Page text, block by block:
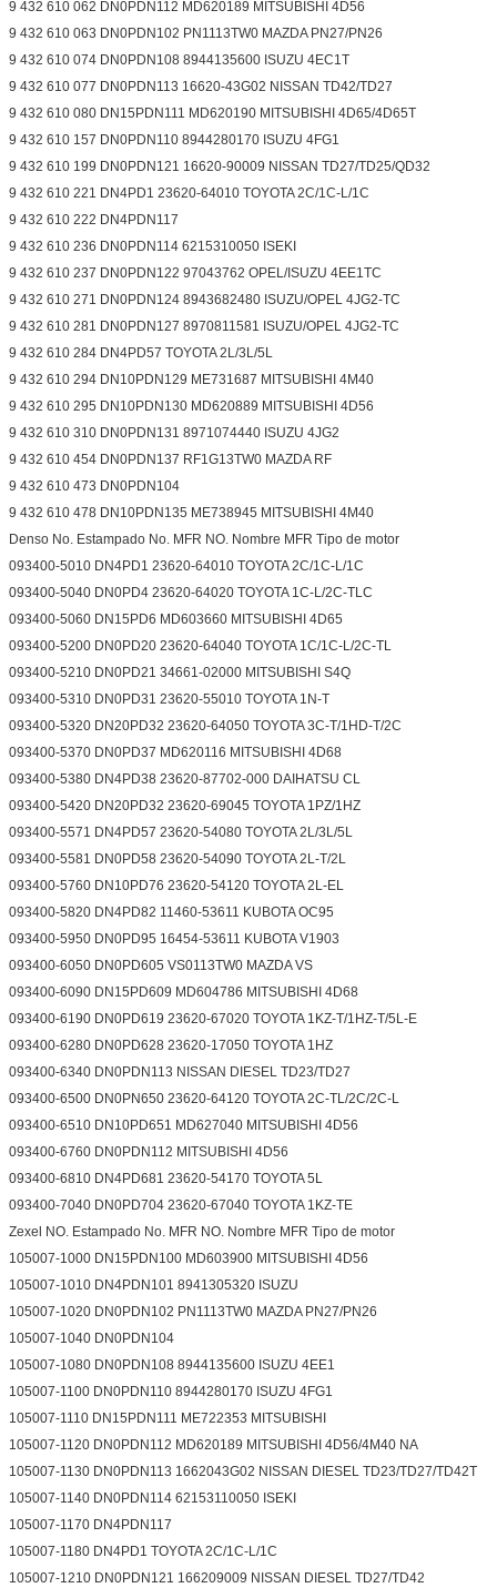
9 432 610 062 DN0PDN112 MD620189 MITSUBISHI 4D56
9 432 610 063 DN0PDN102 PN1113TW0 MAZDA PN27/PN26
9 432 610 074 DN0PDN108 8944135600 ISUZU 4EC1T
9 432 610 077 DN0PDN113 16620-43G02 NISSAN TD42/TD27
9 432 610 080 DN15PDN111 MD620190 MITSUBISHI 4D65/4D65T
9 432 610 157 DN0PDN110 8944280170 ISUZU 4FG1
9 432 610 199 DN0PDN121 16620-90009 NISSAN TD27/TD25/QD32
9 432 610 221 DN4PD1 23620-64010 TOYOTA 2C/1C-L/1C
9 432 610 222 DN4PDN117
9 432 610 236 DN0PDN114 6215310050 ISEKI
9 432 610 237 DN0PDN122 97043762 OPEL/ISUZU 4EE1TC
9 432 610 271 DN0PDN124 8943682480 ISUZU/OPEL 4JG2-TC
9 432 610 281 DN0PDN127 8970811581 ISUZU/OPEL 4JG2-TC
9 432 610 284 DN4PD57 TOYOTA 2L/3L/5L
9 432 610 294 DN10PDN129 ME731687 MITSUBISHI 4M40
9 432 610 295 DN10PDN130 MD620889 MITSUBISHI 4D56
9 432 610 310 DN0PDN131 8971074440 ISUZU 4JG2
9 432 610 454 DN0PDN137 RF1G13TW0 MAZDA RF
9 432 610 473 DN0PDN104
9 432 610 478 DN10PDN135 ME738945 MITSUBISHI 4M40
Denso No. Estampado No. MFR NO. Nombre MFR Tipo de motor
093400-5010 DN4PD1 23620-64010 TOYOTA 2C/1C-L/1C
093400-5040 DN0PD4 23620-64020 TOYOTA 1C-L/2C-TLC
093400-5060 DN15PD6 MD603660 MITSUBISHI 4D65
093400-5200 DN0PD20 23620-64040 TOYOTA 1C/1C-L/2C-TL
093400-5210 DN0PD21 34661-02000 MITSUBISHI S4Q
093400-5310 DN0PD31 23620-55010 TOYOTA 1N-T
093400-5320 DN20PD32 23620-64050 TOYOTA 3C-T/1HD-T/2C
093400-5370 DN0PD37 MD620116 MITSUBISHI 4D68
093400-5380 DN4PD38 23620-87702-000 DAIHATSU CL
093400-5420 DN20PD32 23620-69045 TOYOTA 1PZ/1HZ
093400-5571 DN4PD57 23620-54080 TOYOTA 2L/3L/5L
093400-5581 DN0PD58 23620-54090 TOYOTA 2L-T/2L
093400-5760 DN10PD76 23620-54120 TOYOTA 2L-EL
093400-5820 DN4PD82 11460-53611 KUBOTA OC95
093400-5950 DN0PD95 16454-53611 KUBOTA V1903
093400-6050 DN0PD605 VS0113TW0 MAZDA VS
093400-6090 DN15PD609 MD604786 MITSUBISHI 4D68
093400-6190 DN0PD619 23620-67020 TOYOTA 1KZ-T/1HZ-T/5L-E
093400-6280 DN0PD628 23620-17050 TOYOTA 1HZ
093400-6340 DN0PDN113 NISSAN DIESEL TD23/TD27
093400-6500 DN0PN650 23620-64120 TOYOTA 2C-TL/2C/2C-L
093400-6510 DN10PD651 MD627040 MITSUBISHI 4D56
093400-6760 DN0PDN112 MITSUBISHI 4D56
093400-6810 DN4PD681 23620-54170 TOYOTA 5L
093400-7040 DN0PD704 23620-67040 TOYOTA 1KZ-TE
Zexel NO. Estampado No. MFR NO. Nombre MFR Tipo de motor
105007-1000 DN15PDN100 MD603900 MITSUBISHI 4D56
105007-1010 DN4PDN101 8941305320 ISUZU
105007-1020 DN0PDN102 PN1113TW0 MAZDA PN27/PN26
105007-1040 DN0PDN104
105007-1080 DN0PDN108 8944135600 ISUZU 4EE1
105007-1100 DN0PDN110 8944280170 ISUZU 4FG1
105007-1110 DN15PDN111 ME722353 MITSUBISHI
105007-1120 DN0PDN112 MD620189 MITSUBISHI 4D56/4M40 NA
105007-1130 DN0PDN113 1662043G02 NISSAN DIESEL TD23/TD27/TD42T
105007-1140 DN0PDN114 62153110050 ISEKI
105007-1170 DN4PDN117
105007-1180 DN4PD1 TOYOTA 2C/1C-L/1C
105007-1210 DN0PDN121 166209009 NISSAN DIESEL TD27/TD42